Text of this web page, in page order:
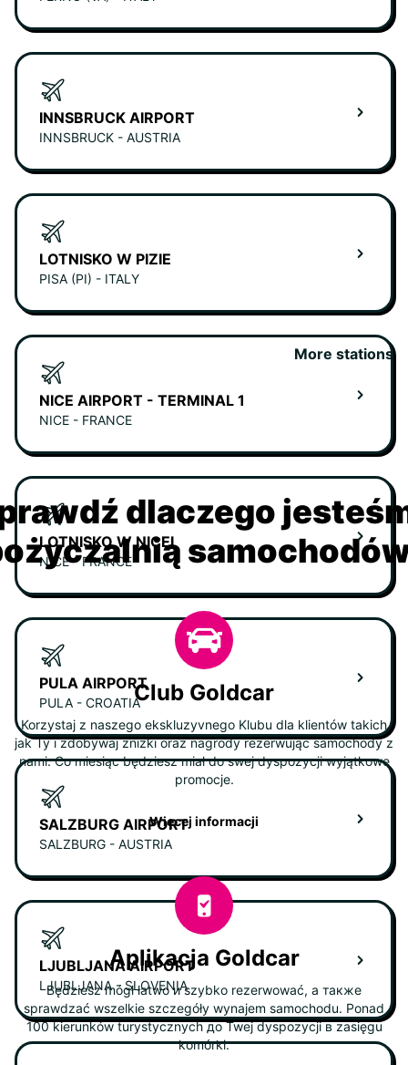
INNSBRUCK AIRPORT
INNSBRUCK - AUSTRIA
LOTNISKO W PIZIE
PISA (PI) - ITALY
NICE AIRPORT - TERMINAL 1
NICE - FRANCE
LOTNISKO W NICEI
NICE - FRANCE
PULA AIRPORT
PULA - CROATIA
SALZBURG AIRPORT
SALZBURG - AUSTRIA
LJUBLJANA AIRPORT
LJUBLJANA - SLOVENIA
More stations
dlaczego
Club Goldcar
Korzystaj z naszego ekskluzyvnego Klubu dla klientów takich
jak Ty i zdobywaj zniżki oraz nagrody rezerwując samochody z
nami. Co miesiąc będziesz miał do swej dyspozycji wyjątkowe
promocje.
Więcej informacji
Aplikacja Goldcar
Będziesz mógł łatwo и szybko rezerwować, а также
sprawdzać wszelkie szczegóły wynajem samochodu. Ponad
100 kierunków turystycznych до Twej dyspozycji в zasięgu
komórki.